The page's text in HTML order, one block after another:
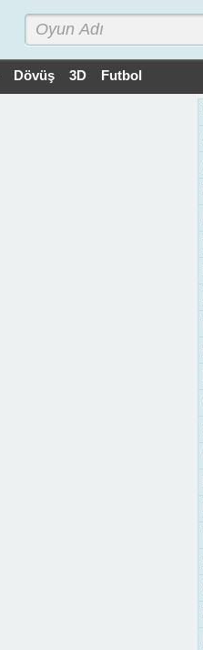
Dövüş 3D Futbol